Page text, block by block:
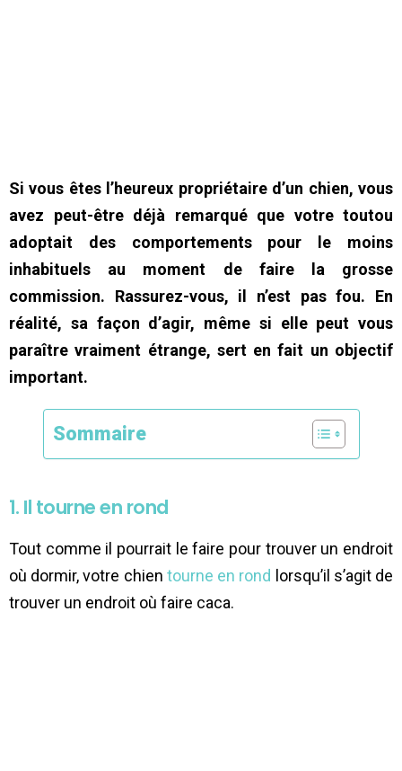
Si vous êtes l’heureux propriétaire d’un chien, vous
avez peut-être déjà remarqué que votre toutou
adoptait des comportements pour le moins
inhabituels au moment de faire la grosse
commission. Rassurez-vous, il n’est pas fou. En
réalité, sa façon d’agir, même si elle peut vous
paraître vraiment étrange, sert en fait un objectif
important.
Sommaire
1. Il tourne en rond
Tout comme il pourrait le faire pour trouver un endroit
où dormir, votre chien tourne en rond lorsqu’il s’agit de
trouver un endroit où faire caca.